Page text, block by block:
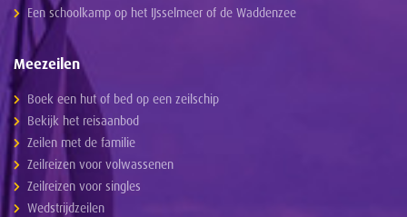
Een schoolkamp op het IJsselmeer of de Waddenzee
Meezeilen
Boek een hut of bed op een zeilschip
Bekijk het reisaanbod
Zeilen met de familie
Zeilreizen voor volwassenen
Zeilreizen voor singles
Wedstrijdzeilen